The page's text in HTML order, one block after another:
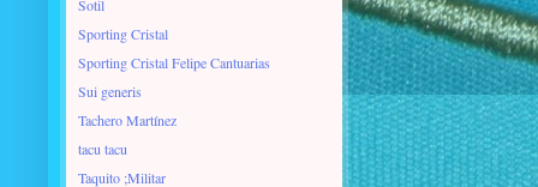
Sotil
Sporting Cristal
Sporting Cristal Felipe Cantuarias
Sui generis
Tachero Martínez
tacu tacu
Taquito ;Militar